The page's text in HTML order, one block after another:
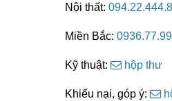
Nội thất:
Miền Bắc:
Kỹ thuật: hộp thư
Khiếu nại, góp ý: